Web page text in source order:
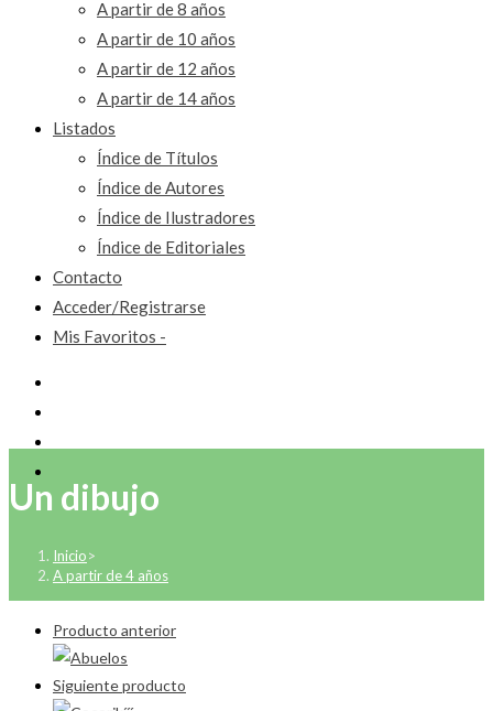
A partir de 8 años
A partir de 10 años
A partir de 12 años
A partir de 14 años
Listados
Índice de Títulos
Índice de Autores
Índice de Ilustradores
Índice de Editoriales
Contacto
Acceder/Registrarse
Mis Favoritos -
Un dibujo
Inicio>
A partir de 4 años
Producto anterior
Siguiente producto